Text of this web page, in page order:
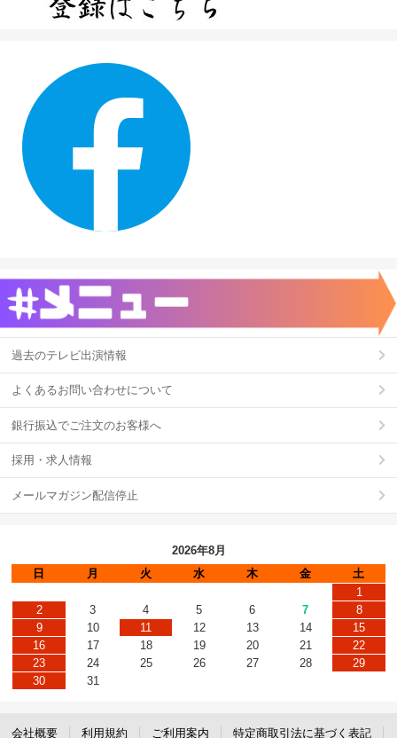
過去のテレビ出演情報
よくあるお問い合わせについて
銀行振込でご注文のお客様へ
採用・求人情報
メールマガジン配信停止
2026年8月
日
月 火 水 木 金
土
1
2
3 4 5 6 7
8
9
10 11 12 13 14
15
16
17 18 19 20 21
22
23
24 25 26 27 28
29
30
31
会社概要 利用規約 ご利用案内 特定商取引法に基づく表記